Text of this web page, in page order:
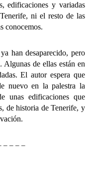
edificaciones y variadas
ni el resto de las
conocemos.
han desaparecido, pero
Algunas de ellas están en
El autor espera que
nuevo en la palestra la
unas edificaciones que
de historia de Tenerife, y
– – – –